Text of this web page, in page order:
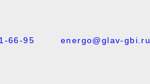
66-95 energo@glav-gbi.ru